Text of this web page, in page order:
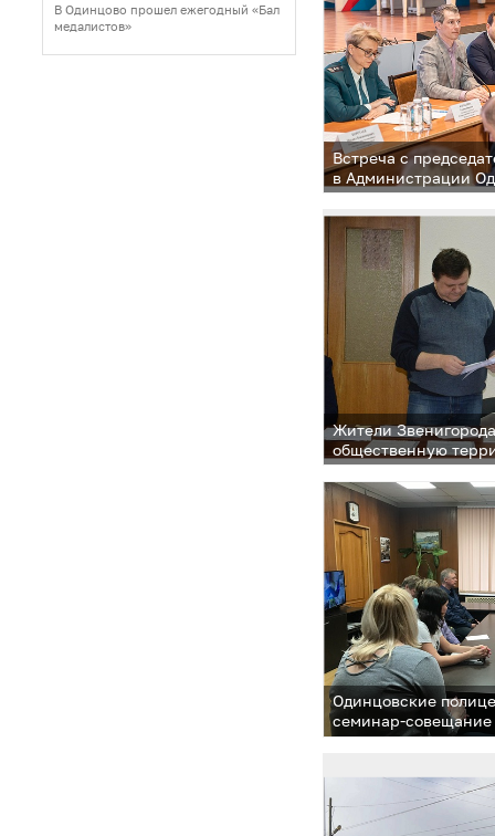
В Одинцово прошел ежегодный «Бал
медалистов»
Встреча с
в Администрации
Жители
общественную
Одинцовские
семинар-совещание